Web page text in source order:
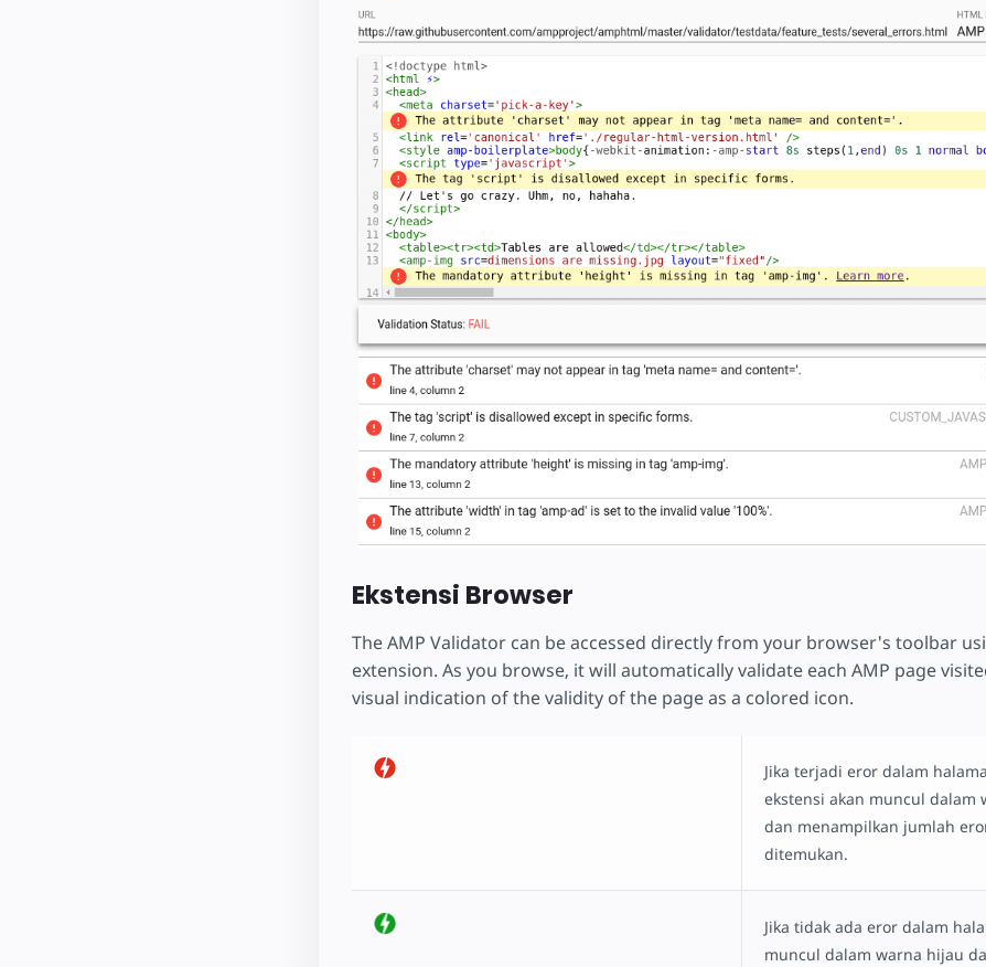
Ekstensi Browser
The AMP Validator can be accessed directly from your browser's toolbar
extension. As you browse, it will automatically validate each AMP page
visual indication of the validity of the page as a colored icon.
Jika terjadi eror dalam
ekstensi akan muncul dalam
dan menampilkan jumlah
ditemukan.
Jika tidak ada eror dalam
muncul dalam warna hijau